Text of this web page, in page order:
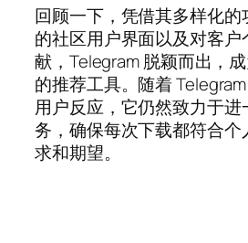
回顾一下，凭借其多样化的
的社区用户界面以及对客户
献，Telegram 脱颖而出，
的推荐工具。随着
用户反应，它仍然致力于进
务，确保每次下载都符合个
求和期望。